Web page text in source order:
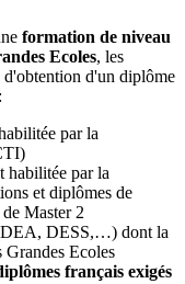
formation de niveau
Ecoles, les
d'obtention d'un diplôme
par la
habilitée par la
et diplômes de
Master 2
DESS,…) dont la
Grandes Ecoles
français exigés